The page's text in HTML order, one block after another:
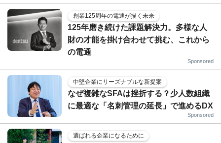
創業125周年の電通が描く未来
125年磨き続けた課題解決力。多様な人
財の才能を掛け合わせて挑む、これから
の電通
Sponsored
中堅企業にリーズナブルな新提案
なぜ複雑なSFAは挫折する？少人数組織
に最適な「名刺管理の延長」で進めるDX
Sponsored
選ばれる企業になるために